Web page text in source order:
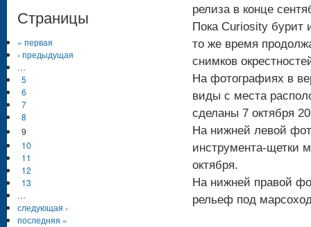
релиза в конце
Пока Curiosity бурит
то же время
снимков
На фотографиях в
виды с места
сделаны 7 октября
На нижней левой
инструмента-щетки
октября.
На нижней правой
рельеф под
Страницы
« первая
‹ предыдущая
…
5
6
7
8
9
10
11
12
13
…
следующая ›
последняя »